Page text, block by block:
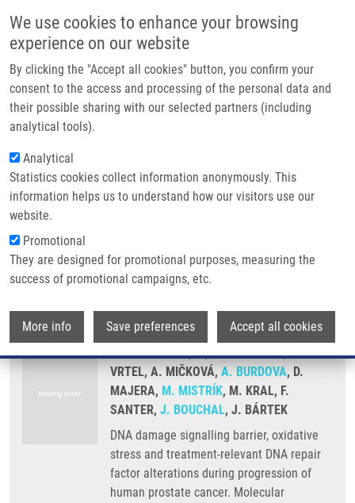
We use cookies to enhance your browsing
experience on our website
By clicking the "Accept all cookies" button, you confirm your
consent to the access and processing of the personal data and
their possible sharing with our selected partners (including
analytical tools).
Analytical
Statistics cookies collect information anonymously. This
information helps us to understand how our visitors use our
website.
Promotional
They are designed for promotional purposes, measuring the
success of promotional campaigns, etc.
More info Save preferences Accept all cookies
Main
Domů
Partner institutions
Technologie a služby
Kontakt
Drobečková navigace
Domů
DNA Damage Signalling Barrier, Oxidative Stress And Treatment-relevant
DNA Repair Factor Alterations During Progression Of Human Prostate
Cancer
DNA damage signalling barrier,
oxidative stress and treatment-
relevant DNA repair factor alterations
during progression of human prostate
cancer
KURFÜRSTOVÁ, D., J. BARTKOVA, R.
VRTEL, A. MIČKOVÁ, A. BURDOVA, D.
MAJERA, M. MISTRÍK, M. KRAL, F.
SANTER, J. BOUCHAL, J. BÁRTEK
DNA damage signalling barrier, oxidative
stress and treatment-relevant DNA repair
factor alterations during progression of
human prostate cancer. Molecular